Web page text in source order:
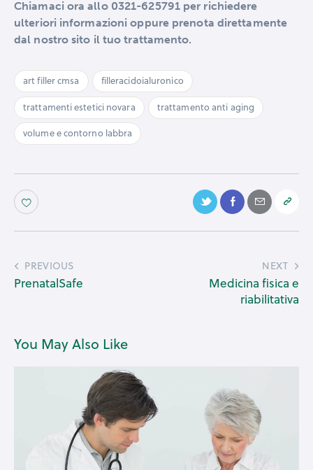
Chiamaci ora allo 0321-625791 per richiedere
ulteriori informazioni oppure prenota direttamente
dal nostro sito il tuo trattamento.
art filler cmsa filleracidoialuronico
trattamenti estetici novara trattamento anti aging
volume e contorno labbra
PREVIOUS
PrenatalSafe
NEXT
Medicina fisica e
riabilitativa
You May Also Like